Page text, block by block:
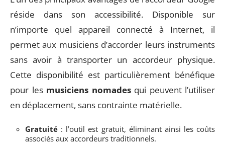
réside dans son accessibilité. Disponible sur
n’importe quel appareil connecté à Internet, il
permet aux musiciens d’accorder leurs instruments
sans avoir à transporter un accordeur physique.
Cette disponibilité est particulièrement bénéfique
pour les musiciens nomadesqui peuvent l’utiliser
en déplacement, sans contrainte matérielle.
Gratuité : l’outil est gratuit, éliminant ainsi les coûts
associés aux accordeurs traditionnels.